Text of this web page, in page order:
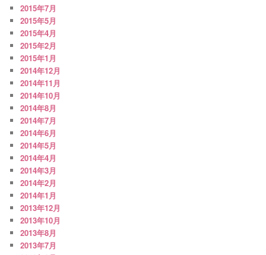
2015年7月
2015年5月
2015年4月
2015年2月
2015年1月
2014年12月
2014年11月
2014年10月
2014年8月
2014年7月
2014年6月
2014年5月
2014年4月
2014年3月
2014年2月
2014年1月
2013年12月
2013年10月
2013年8月
2013年7月